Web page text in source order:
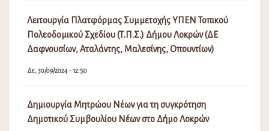
Δεσποζόμενα και Αδέσποτα Ζώα συντροφιάς
Δικαιώματα – Υποχρεώσεις
Προσωρινοί πίνακες κατάταξης πωλητών Λαϊκών
Αγορών Δήμου Λοκρών